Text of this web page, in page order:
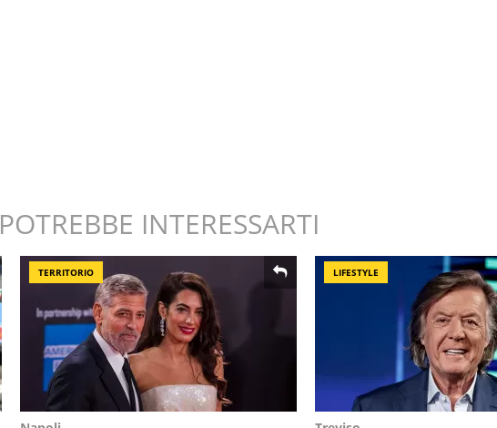
POTREBBE INTERESSARTI
TERRITORIO LIFESTYLE